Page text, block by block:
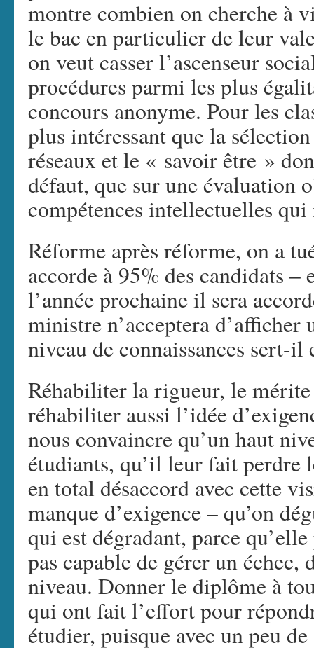
montre combien on cherche à
le bac en particulier de leur
on veut casser l’ascenseur
procédures parmi les plus
concours anonyme. Pour les
plus intéressant que la
réseaux et le « savoir être »
défaut, que sur une évaluation
compétences intellectuelles
Réforme après réforme, on a
accorde à 95% des candidats
l’année prochaine il sera
ministre n’acceptera
niveau de connaissances sert-il
Réhabiliter la rigueur, le
réhabiliter aussi l’idée
nous convaincre qu’un haut
étudiants, qu’il leur fait perdre
en total désaccord avec cette
manque d’exigence – qu’on
qui est dégradant, parce
pas capable de gérer un échec,
niveau. Donner le diplôme à
qui ont fait l’effort pour
étudier, puisque avec un peu